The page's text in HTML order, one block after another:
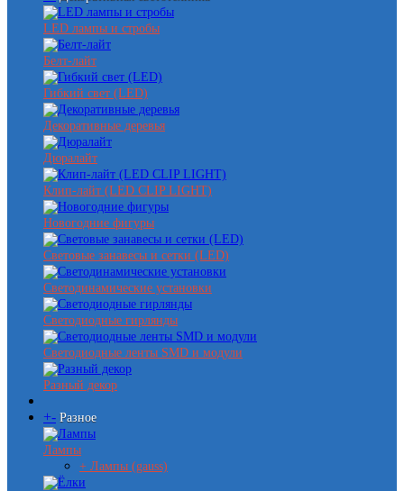
LED лампы и стробы
Белт-лайт
Гибкий свет (LED)
Декоративные деревья
Дюралайт
Клип-лайт (LED CLIP LIGHT)
Новогодние фигуры
Световые занавесы и сетки (LED)
Светодинамические установки
Светодиодные гирлянды
Светодиодные ленты SMD и модули
Разный декор
+- Разное
Лампы
+ Лампы (gauss)